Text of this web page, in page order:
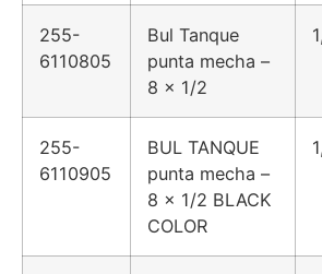
255-
6110805
Bul Tanque
punta mecha –
8 x 1/2
255-
6110905
BUL TANQUE
punta mecha –
8 x 1/2 BLACK
COLOR